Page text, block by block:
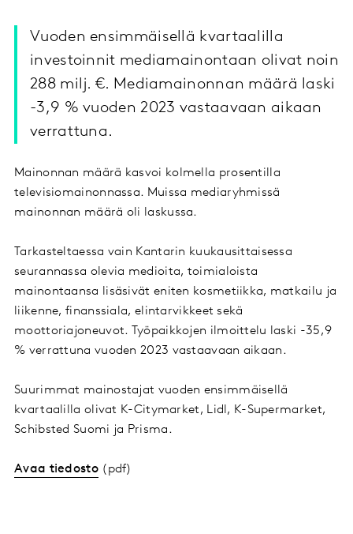
Vuoden ensimmäisellä kvartaalilla
investoinnit mediamainontaan olivat noin
288 milj. €. Mediamainonnan määrä laski
-3,9 % vuoden 2023 vastaavaan aikaan
verrattuna.
Mainonnan määrä kasvoi kolmella prosentilla
televisiomainonnassa. Muissa mediaryhmissä
mainonnan määrä oli laskussa.
Tarkasteltaessa vain Kantarin kuukausittaisessa
seurannassa olevia medioita, toimialoista
mainontaansa lisäsivät eniten kosmetiikka, matkailu ja
liikenne, finanssiala, elintarvikkeet sekä
moottoriajoneuvot. Työpaikkojen ilmoittelu laski -35,9
% verrattuna vuoden 2023 vastaavaan aikaan.
Suurimmat mainostajat vuoden ensimmäisellä
kvartaalilla olivat K-Citymarket, Lidl, K-Supermarket,
Schibsted Suomi ja Prisma.
Avaa tiedosto(pdf)